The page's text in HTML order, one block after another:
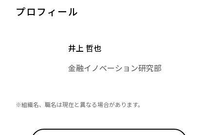
プロフィール
井上 哲也
金融イノベーション研究部
※組織名、職名は現在と異なる場合があります。